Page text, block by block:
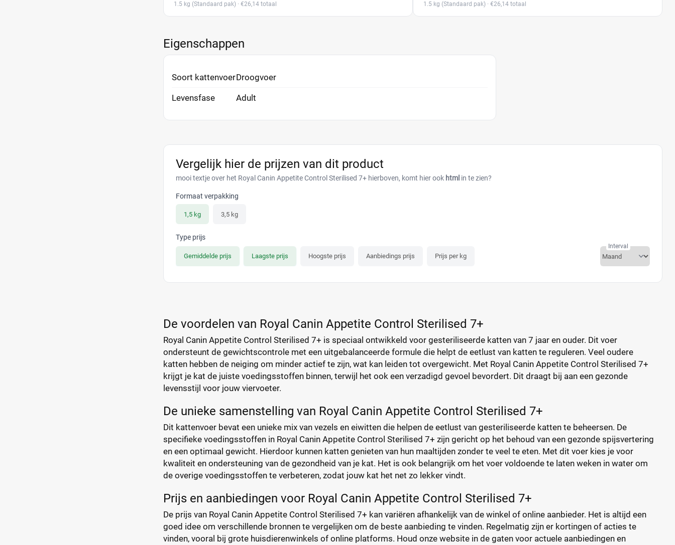
1.5 kg (Standaard pak) · €26,14 totaal
1.5 kg (Standaard pak) · €26,14 totaal
Eigenschappen
Soort kattenvoerDroogvoer
Levensfase Adult
Vergelijk hier de prijzen van dit product
mooi textje over het Royal Canin Appetite Control Sterilised 7+ hierboven, komt hier ook html in te zien?
Formaat verpakking
1,5 kg 3,5 kg
Type prijs
Gemiddelde prijs Laagste prijs Hoogste prijs Aanbiedings prijs Prijs per kg
Interval
De voordelen van Royal Canin Appetite Control Sterilised 7+
Royal Canin Appetite Control Sterilised 7+ is speciaal ontwikkeld voor gesteriliseerde katten van 7 jaar en ouder. Dit voer
ondersteunt de gewichtscontrole met een uitgebalanceerde formule die helpt de eetlust van katten te reguleren. Veel oudere
katten hebben de neiging om minder actief te zijn, wat kan leiden tot overgewicht. Met Royal Canin Appetite Control Sterilised 7+
krijgt je kat de juiste voedingsstoffen binnen, terwijl het ook een verzadigd gevoel bevordert. Dit draagt bij aan een gezonde
levensstijl voor jouw viervoeter.
De unieke samenstelling van Royal Canin Appetite Control Sterilised 7+
Dit kattenvoer bevat een unieke mix van vezels en eiwitten die helpen de eetlust van gesteriliseerde katten te beheersen. De
specifieke voedingsstoffen in Royal Canin Appetite Control Sterilised 7+ zijn gericht op het behoud van een gezonde spijsvertering
en een optimaal gewicht. Hierdoor kunnen katten genieten van hun maaltijden zonder te veel te eten. Met dit voer kies je voor
kwaliteit en ondersteuning van de gezondheid van je kat. Het is ook belangrijk om het voer voldoende te laten weken in water om
de overige voedingsstoffen te verbeteren, zodat jouw kat het net zo lekker vindt.
Prijs en aanbiedingen voor Royal Canin Appetite Control Sterilised 7+
De prijs van Royal Canin Appetite Control Sterilised 7+ kan variëren afhankelijk van de winkel of online aanbieder. Het is altijd een
goed idee om verschillende bronnen te vergelijken om de beste aanbieding te vinden. Regelmatig zijn er kortingen of acties te
vinden, vooral bij grote huisdierenwinkels of online platforms. Houd onze website in de gaten voor actuele aanbiedingen en